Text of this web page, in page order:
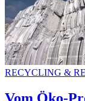
RECYCLING &